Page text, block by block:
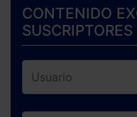
CONTENIDO
SUSCRIPTORES